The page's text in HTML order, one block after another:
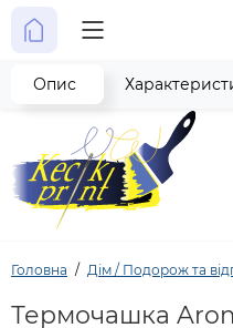
Головна Дім / Подорож та
Термочашка
Опис